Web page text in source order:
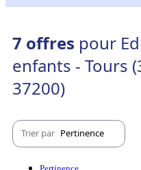
7 offres pour
enfants - Tours
37200)
Trier par Pertinence